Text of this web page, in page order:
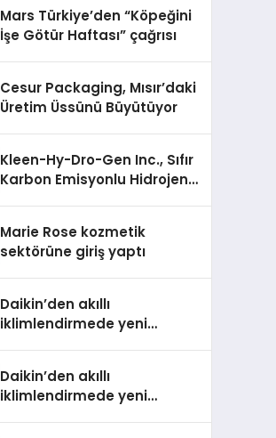
Mars Türkiye’den “Köpeğini
İşe Götür Haftası” çağrısı
Cesur Packaging, Mısır’daki
Üretim Üssünü Büyütüyor
Kleen-Hy-Dro-Gen Inc., Sıfır
Karbon Emisyonlu Hidrojen
Aldı
Marie Rose kozmetik
sektörüne giriş yaptı
Daikin’den akıllı
iklimlendirmede yeni
Daikin’den akıllı
iklimlendirmede yeni